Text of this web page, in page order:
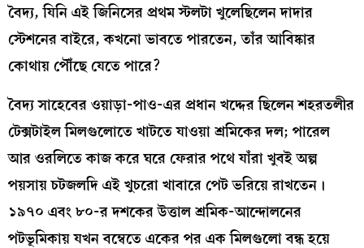
বৈদ্য, যিনি এই জিনিসের প্রথম স্টলটা খুলেছিলেন দাদার
স্টেশনের বাইরে, কখনো ভাবতে পারতেন, তাঁর আবিষ্কার
কোথায় পৌঁছে যেতে পারে?
বৈদ্য সাহেবের ওয়াড়া-পাও-এর প্রধান খদ্দের ছিলেন শহরতলীর
টেক্সটাইল মিলগুলোতে খাটতে যাওয়া শ্রমিকের দল; পারেল
আর ওরলিতে কাজ করে ঘরে ফেরার পথে যাঁরা খুবই অল্প
পয়সায় চটজলদি এই খুচরো খাবারে পেট ভরিয়ে রাখতেন।
১৯৭০ এবং ৮০-র দশকের উত্তাল শ্রমিক-আন্দোলনের
পটভূমিকায় যখন বম্বেতে একের পর এক মিলগুলো বন্ধ হয়ে